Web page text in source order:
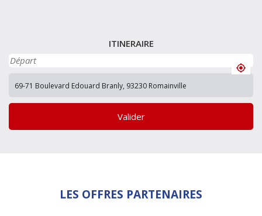
ITINERAIRE
Valider
LES OFFRES PARTENAIRES